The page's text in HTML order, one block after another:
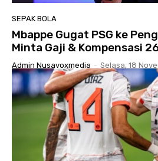
SEPAK BOLA
Mbappe Gugat PSG ke
Minta Gaji & Kompensasi
Admin Nusavoxmedia - Selasa, 18